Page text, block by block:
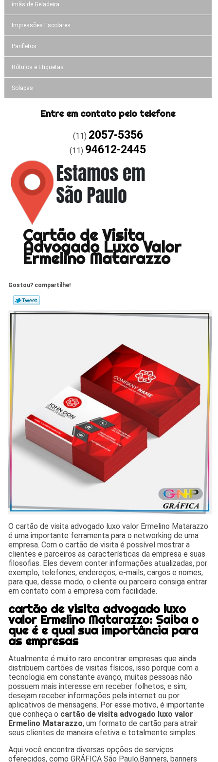
ímãs de Geladeira
Impressões Escolares
Panfletos
Rótulos e Etiquetas
Solapas
Entre em contato pelo telefone
(11) 2057-5356
(11) 94612-2445
Cartão de Visita
Advogado Luxo Valor
Ermelino Matarazzo
Gostou? compartilhe!
O cartão de visita advogado luxo valor Ermelino Matarazzo
é uma importante ferramenta para o networking de uma
empresa. Com o cartão de visita é possível mostrar a
clientes e parceiros as características da empresa e suas
filosofias. Eles devem conter informações atualizadas, por
exemplo, telefones, endereços, e-mails, cargos e nomes,
para que, desse modo, o cliente ou parceiro consiga entrar
em contato com a empresa com facilidade.
cartão de visita advogado luxo
valor Ermelino Matarazzo: Saiba o
que é e qual sua importância para
as empresas
Atualmente é muito raro encontrar empresas que ainda
distribuem cartões de visitas físicos, isso porque com a
tecnologia em constante avanço, muitas pessoas não
possuem mais interesse em receber folhetos, e sim,
desejam receber informações pela internet ou por
aplicativos de mensagens. Por esse motivo, é importante
que conheça o cartão de visita advogado luxo valor
Ermelino Matarazzo, um formato de cartão para atrair
seus clientes de maneira efetiva e totalmente simples.
Aqui você encontra diversas opções de serviços
oferecidos, como GRÁFICA São Paulo,Banners, banners